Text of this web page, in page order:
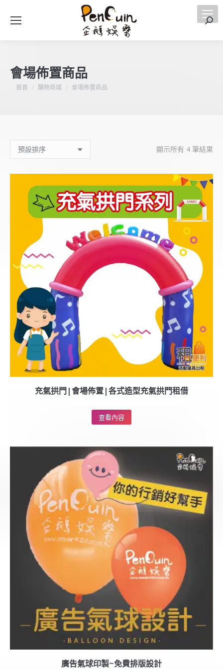
搜
會場佈置商品
您在這裡：
首頁 購物商城 會場佈置商品
顯示所有 4 筆結果
充氣拱門|會場佈置|各式造型充氣拱門租借
查看內容
廣告氣球印製~免費排版設計